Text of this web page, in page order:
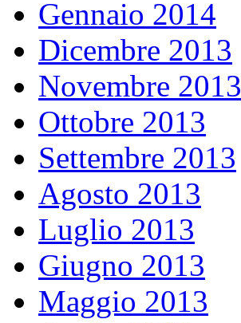
Gennaio 2014
Dicembre 2013
Novembre 2013
Ottobre 2013
Settembre 2013
Agosto 2013
Luglio 2013
Giugno 2013
Maggio 2013